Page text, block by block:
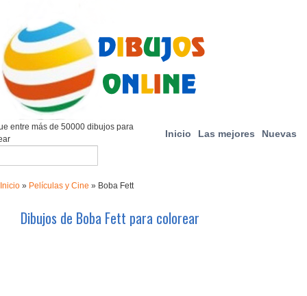
Inicio Las mejores Nuevas
entre más de 50000 dibujos para
Inicio » Películas y Cine » Boba Fett
Dibujos de Boba Fett para colorear